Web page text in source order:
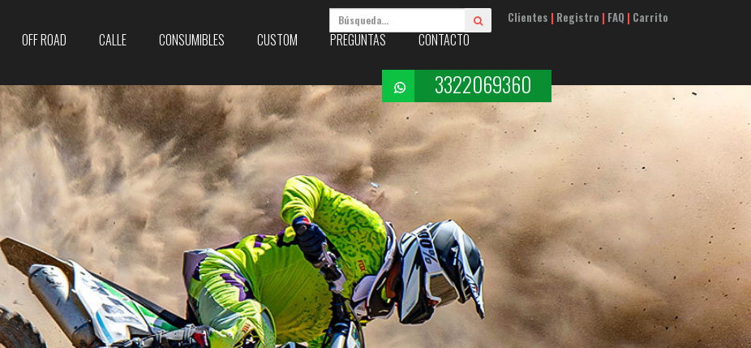
Clientes | Registro | FAQ | Carrito
OFF ROAD CALLE CONSUMIBLES CUSTOM PREGUNTAS CONTACTO
3322069360